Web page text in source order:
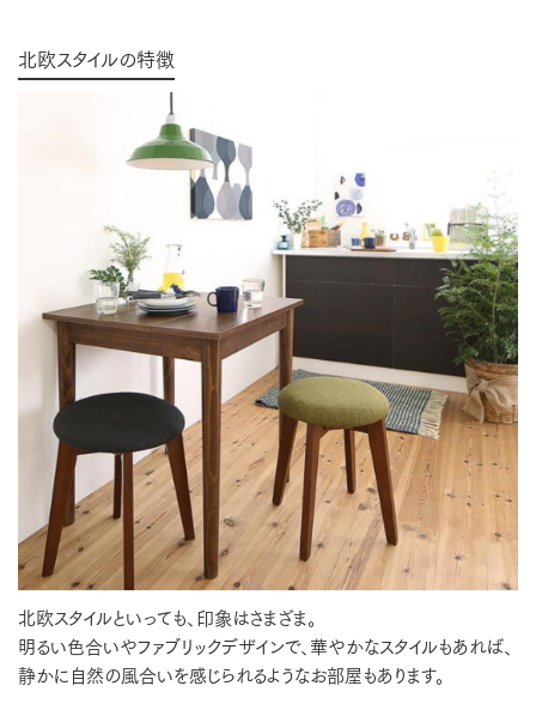
北欧スタイルの特徴
北欧スタイルといっても、印象はさまざま。
明るい色合いやファブリックデザインで、華やかなスタイルもあれば、
静かに自然の風合いを感じられるようなお部屋もあります。